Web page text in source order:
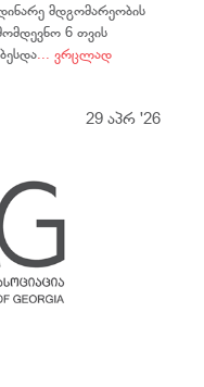
მდგომარეობის
6 თვის
... ვრცლად
29 აპრ '26